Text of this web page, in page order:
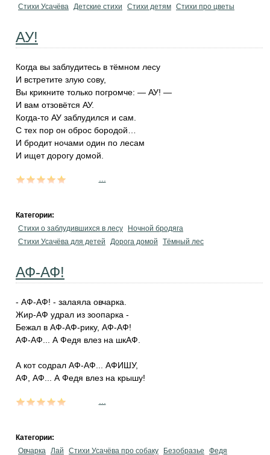
Стихи Усачёва Детские стихи Стихи детям Стихи про цветы
АУ!
Когда вы заблудитесь в тёмном лесу
И встретите злую сову,
Вы крикните только погромче: — АУ! —
И вам отзовётся АУ.
Когда-то АУ заблудился и сам.
С тех пор он оброс бородой…
И бродит ночами один по лесам
И ищет дорогу домой.
Категории:
Стихи о заблудившихся в лесу
Ночной бродяга
Стихи Усачёва для детей
Дорога домой Тёмный лес
АФ-АФ!
- АФ-АФ! - залаяла овчарка.
Жир-АФ удрал из зоопарка -
Бежал в АФ-АФ-рику, АФ-АФ!
АФ-АФ... А Федя влез на шкАФ.
А кот содрал АФ-АФ... АФИШУ,
АФ, АФ... А Федя влез на крышу!
Категории:
Овчарка Лай Стихи Усачёва про собаку Безобразье Федя